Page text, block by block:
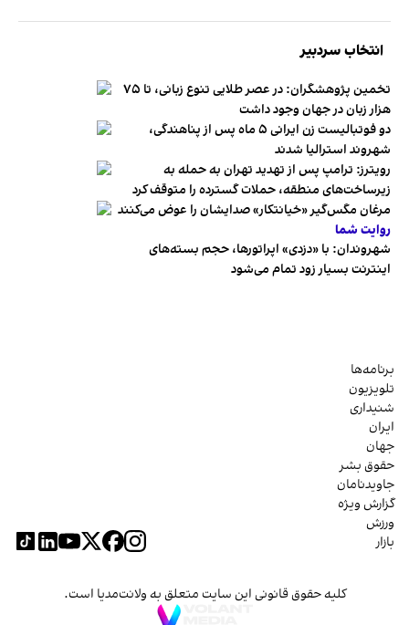
انتخاب سردبیر
تخمین پژوهشگران: در عصر طلایی تنوع زبانی، تا ۷۵
هزار زبان در جهان وجود داشت
دو فوتبالیست زن ایرانی ۵ ماه پس از پناهندگی،
شهروند استرالیا شدند
رویترز: ترامپ پس از تهدید تهران به حمله به
زیرساخت‌های منطقه، حملات گسترده را متوقف کرد
مرغان مگس‌گیر «خیانتکار» صدایشان را عوض می‌کنند
روایت شما
شهروندان:‌ با «دزدی» اپراتورها، حجم بسته‌های
اینترنت بسیار زود تمام می‌شود
برنامه‌ها
تلویزیون
شنیداری
ایران
جهان
حقوق بشر
جاویدنامان
گزارش ویژه
ورزش
بازار
کلیه حقوق قانونی این سایت متعلق به ولانت‌مدیا است.